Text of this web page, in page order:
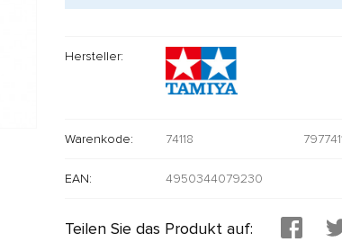
Hersteller:
Warenkode: 74118
EAN: 4950344079230
Teilen Sie das Produkt auf: